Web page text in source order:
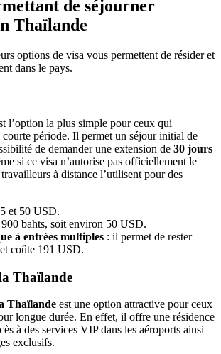
de séjourner
Thaïlande
options de visa vous permettent de résider et
dans le pays.
l’option la plus simple pour ceux qui
courte période. Il permet un séjour initial de
de demander une extension de 30 jours
si ce visa n’autorise pas officiellement le
à distance l’utilisent pour des
et 50 USD.
900 bahts, soit environ 50 USD.
à entrées multiples : il permet de rester
coûte 191 USD.
Thaïlande
Thaïlande est une option attractive pour ceux
longue durée. En effet, il offre une résidence
à des services VIP dans les aéroports ainsi
exclusifs.